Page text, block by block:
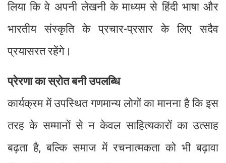
लिया कि वे अपनी लेखनी के माध्यम से हिंदी भाषा और
भारतीय संस्कृति के प्रचार-प्रसार के लिए सदैव
प्रयासरत रहेंगे।
प्रेरणा का स्रोत बनी उपलब्धि
कार्यक्रम में उपस्थित गणमान्य लोगों का मानना है कि इस
तरह के सम्मानों से न केवल साहित्यकारों का उत्साह
बढ़ता है, बल्कि समाज में रचनात्मकता को भी बढ़ावा